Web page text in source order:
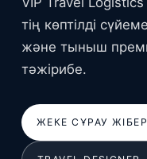
тің көптілді
және тыныш
тәжірибе.
ЖЕКЕ СҰРАУ